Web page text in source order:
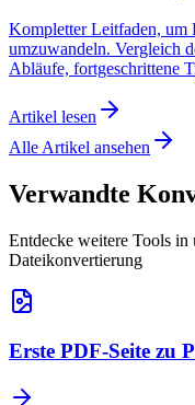
Kompletter Leitfaden, um
umzuwandeln. Vergleich
Abläufe, fortgeschrittene
Artikel lesen
Alle Artikel ansehen
Verwandte
Entdecke weitere Tools in
Dateikonvertierung
Erste PDF-Seite zu